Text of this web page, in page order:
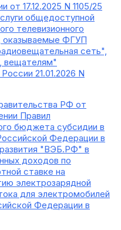
17.12.2025 N 1105/25
общедоступной
телевизионного
оказываемые ФГУП
сеть",
вещателям"
21.01.2026 N
РФ от
Правил
бюджета субсидии в
Федерации в
"ВЭБ.РФ" в
доходов по
ставке на
электрозарядной
для электромобилей
Федерации в